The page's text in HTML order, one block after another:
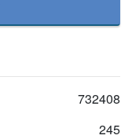
732408
245